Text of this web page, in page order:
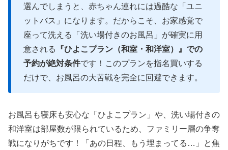
選んでしまうと、赤ちゃん連れには過酷な「ユニ
ットバス」になります。だからこそ、お家感覚で
座って洗える「洗い場付きのお風呂」が確実に用
意される
『ひよこプラン（和室・和洋室）』での
予約が絶対条件です！このプランを指名買いする
だけで、お風呂の大苦戦を完全に回避できます。
お風呂も寝床も安心な「ひよこプラン」や、洗い場付きの
和洋室は部屋数が限られているため、ファミリー層の争奪
戦になりがちです！「あの日程、もう埋まってる…」と焦